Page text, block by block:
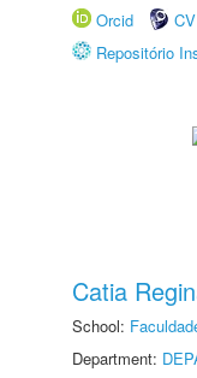
Orcid
Repositório
Catia
School:
Department: